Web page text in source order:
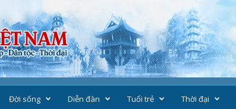
Đời sống Diễn đàn Tuổi trẻ Thời đại